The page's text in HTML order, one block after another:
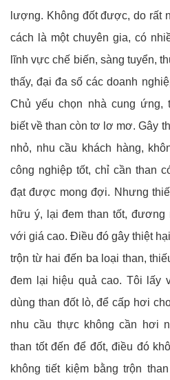
lượng. Không đốt được, do rất
cách là một chuyên gia, có
lĩnh vực chế biến, sàng tuyển,
thấy, đại đa số các doanh
Chủ yếu chọn nhà cung ứng,
biết về than còn tơ lơ mơ. Gây
nhỏ, nhu cầu khách hàng,
công nghiệp tốt, chỉ cần than
đạt được mong đợi. Nhưng
hữu ý, lại đem than tốt, đương
với giá cao. Điều đó gây thiệt
trộn từ hai đến ba loại than,
đem lại hiệu quả cao. Tôi lấy
dùng than đốt lò, để cấp hơi
nhu cầu thực không cần hơi
than tốt đến để đốt, điều đó
không tiết kiệm bằng trộn